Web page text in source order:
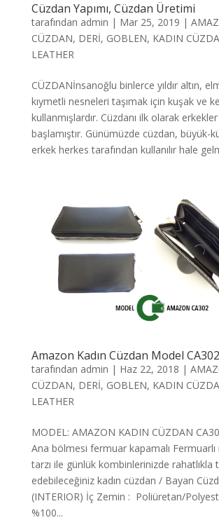
Cüzdan Yapımı, Cüzdan Üretimi
tarafından admin | Mar 25, 2019 |
CÜZDAN, DERİ, GOBLEN, KADIN
LEATHER
CÜZDANİnsanoğlu binlerce yıldır altın,
kıymetli nesneleri taşımak için kuşak ve
kullanmışlardır. Cüzdanı ilk olarak
başlamıştır. Günümüzde cüzdan, büyük-
erkek herkes tarafından kullanılır hale
Amazon Kadın Cüzdan Model CA302
tarafından admin | Haz 22, 2018 |
CÜZDAN, DERİ, GOBLEN, KADIN
LEATHER
MODEL: AMAZON KADIN CÜZDAN
Ana bölmesi fermuar kapamalı Fermuarlı
tarzı ile günlük kombinlerinizde rahatlıkla
edebileceğiniz kadın cüzdan / Bayan
(INTERIOR) İç Zemin : Poliüretan/
%100...